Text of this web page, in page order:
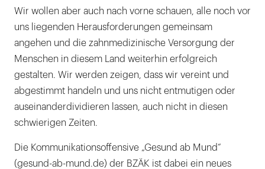
Wir wollen aber auch nach vorne schauen, alle noch vor
uns liegenden Herausforderungen gemeinsam
angehen und die zahnmedizinische Versorgung der
Menschen in diesem Land weiterhin erfolgreich
gestalten. Wir werden zeigen, dass wir vereint und
abgestimmt handeln und uns nicht entmutigen oder
auseinanderdividieren lassen, auch nicht in diesen
schwierigen Zeiten.
Die Kommunikationsoffensive „Gesund ab Mund“
(gesund-ab-mund.de) der BZÄK ist dabei ein neues